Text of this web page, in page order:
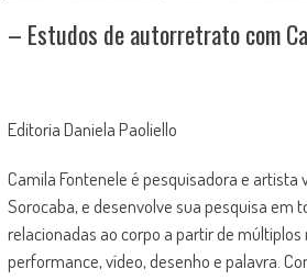
– Estudos de autorretrato com
Editoria Daniela Paoliello
Camila Fontenele é pesquisadora e artista
Sorocaba, e desenvolve sua pesquisa em
relacionadas ao corpo a partir de
performance, vídeo, desenho e palavra.